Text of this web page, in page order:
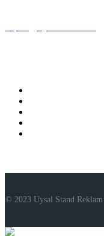
© 2023 Uysal Stand